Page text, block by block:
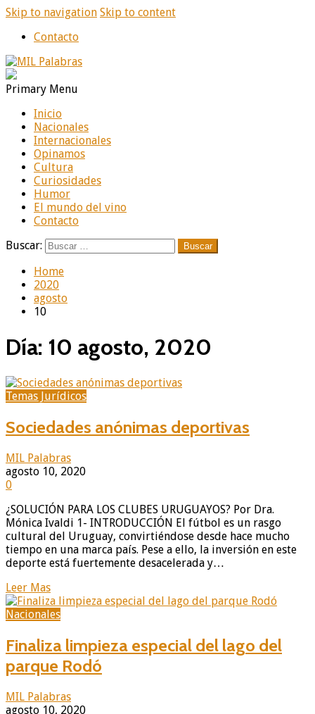
Skip to navigation Skip to content
Contacto
MIL Palabras
Diario online de noticias
Primary Menu
Inicio
Nacionales
Internacionales
Opinamos
Cultura
Curiosidades
Humor
El mundo del vino
Contacto
Buscar:
Home
2020
agosto
10
Día: 10 agosto, 2020
Temas Jurídicos
Sociedades anónimas deportivas
MIL Palabras
agosto 10, 2020
0
¿SOLUCIÓN PARA LOS CLUBES URUGUAYOS? Por Dra.
Mónica Ivaldi 1- INTRODUCCIÓN El fútbol es un rasgo
cultural del Uruguay, convirtiéndose desde hace mucho
tiempo en una marca país. Pese a ello, la inversión en este
deporte está fuertemente desacelerada y…
Leer Mas
Nacionales
Finaliza limpieza especial del lago del
parque Rodó
MIL Palabras
agosto 10, 2020